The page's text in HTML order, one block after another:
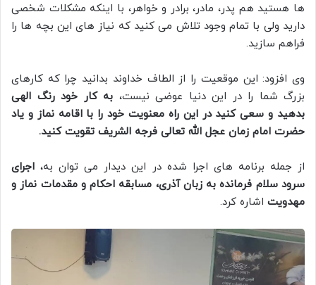
ها هستید هم پدر، مادر، برادر و خواهر، با اینکه مشکلات شخصی
دارید ولی با تمام وجود تلاش می کنید که نیاز های این بچه ها را
فراهم سازید.
وی افزود: این موقعیت را از الطاف خداوند بدانید چرا که کارهای
بزرگ شما را در این دنیا عوضی نیست، به کار خود رنگ الهی
بدهید و سعی کنید در این راه معنویت خود را با اقامه نماز و یاد
حضرت امام زمان عجل الله تعالی فرجه الشریف تقویت کنید.
از جمله برنامه های اجرا شده در این دیدار می توان به، اجرای
سرود سلام فرمانده به زبان آذری، مسابقه احکام و مقدمات نماز و
مهدویت اشاره کرد.